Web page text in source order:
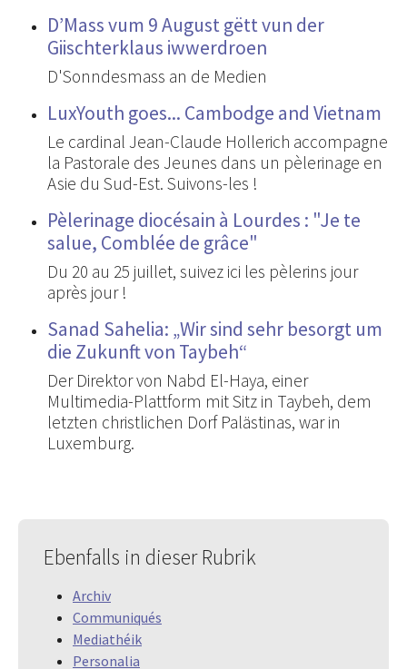
D’Mass vum 9 August gëtt vun der
Giischterklaus iwwerdroen
D'Sonndesmass an de Medien
LuxYouth goes... Cambodge and Vietnam
Le cardinal Jean-Claude Hollerich accompagne
la Pastorale des Jeunes dans un pèlerinage en
Asie du Sud-Est. Suivons-les !
Pèlerinage diocésain à Lourdes : "Je te
salue, Comblée de grâce"
Du 20 au 25 juillet, suivez ici les pèlerins jour
après jour !
Sanad Sahelia: „Wir sind sehr besorgt um
die Zukunft von Taybeh“
Der Direktor von Nabd El-Haya, einer
Multimedia-Plattform mit Sitz in Taybeh, dem
letzten christlichen Dorf Palästinas, war in
Luxemburg.
Ebenfalls in dieser Rubrik
Archiv
Communiqués
Mediathéik
Personalia